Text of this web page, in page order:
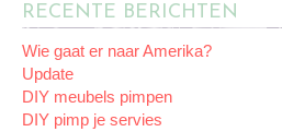
RECENTE BERICHTEN
Wie gaat er naar Amerika?
Update
DIY meubels pimpen
DIY pimp je servies